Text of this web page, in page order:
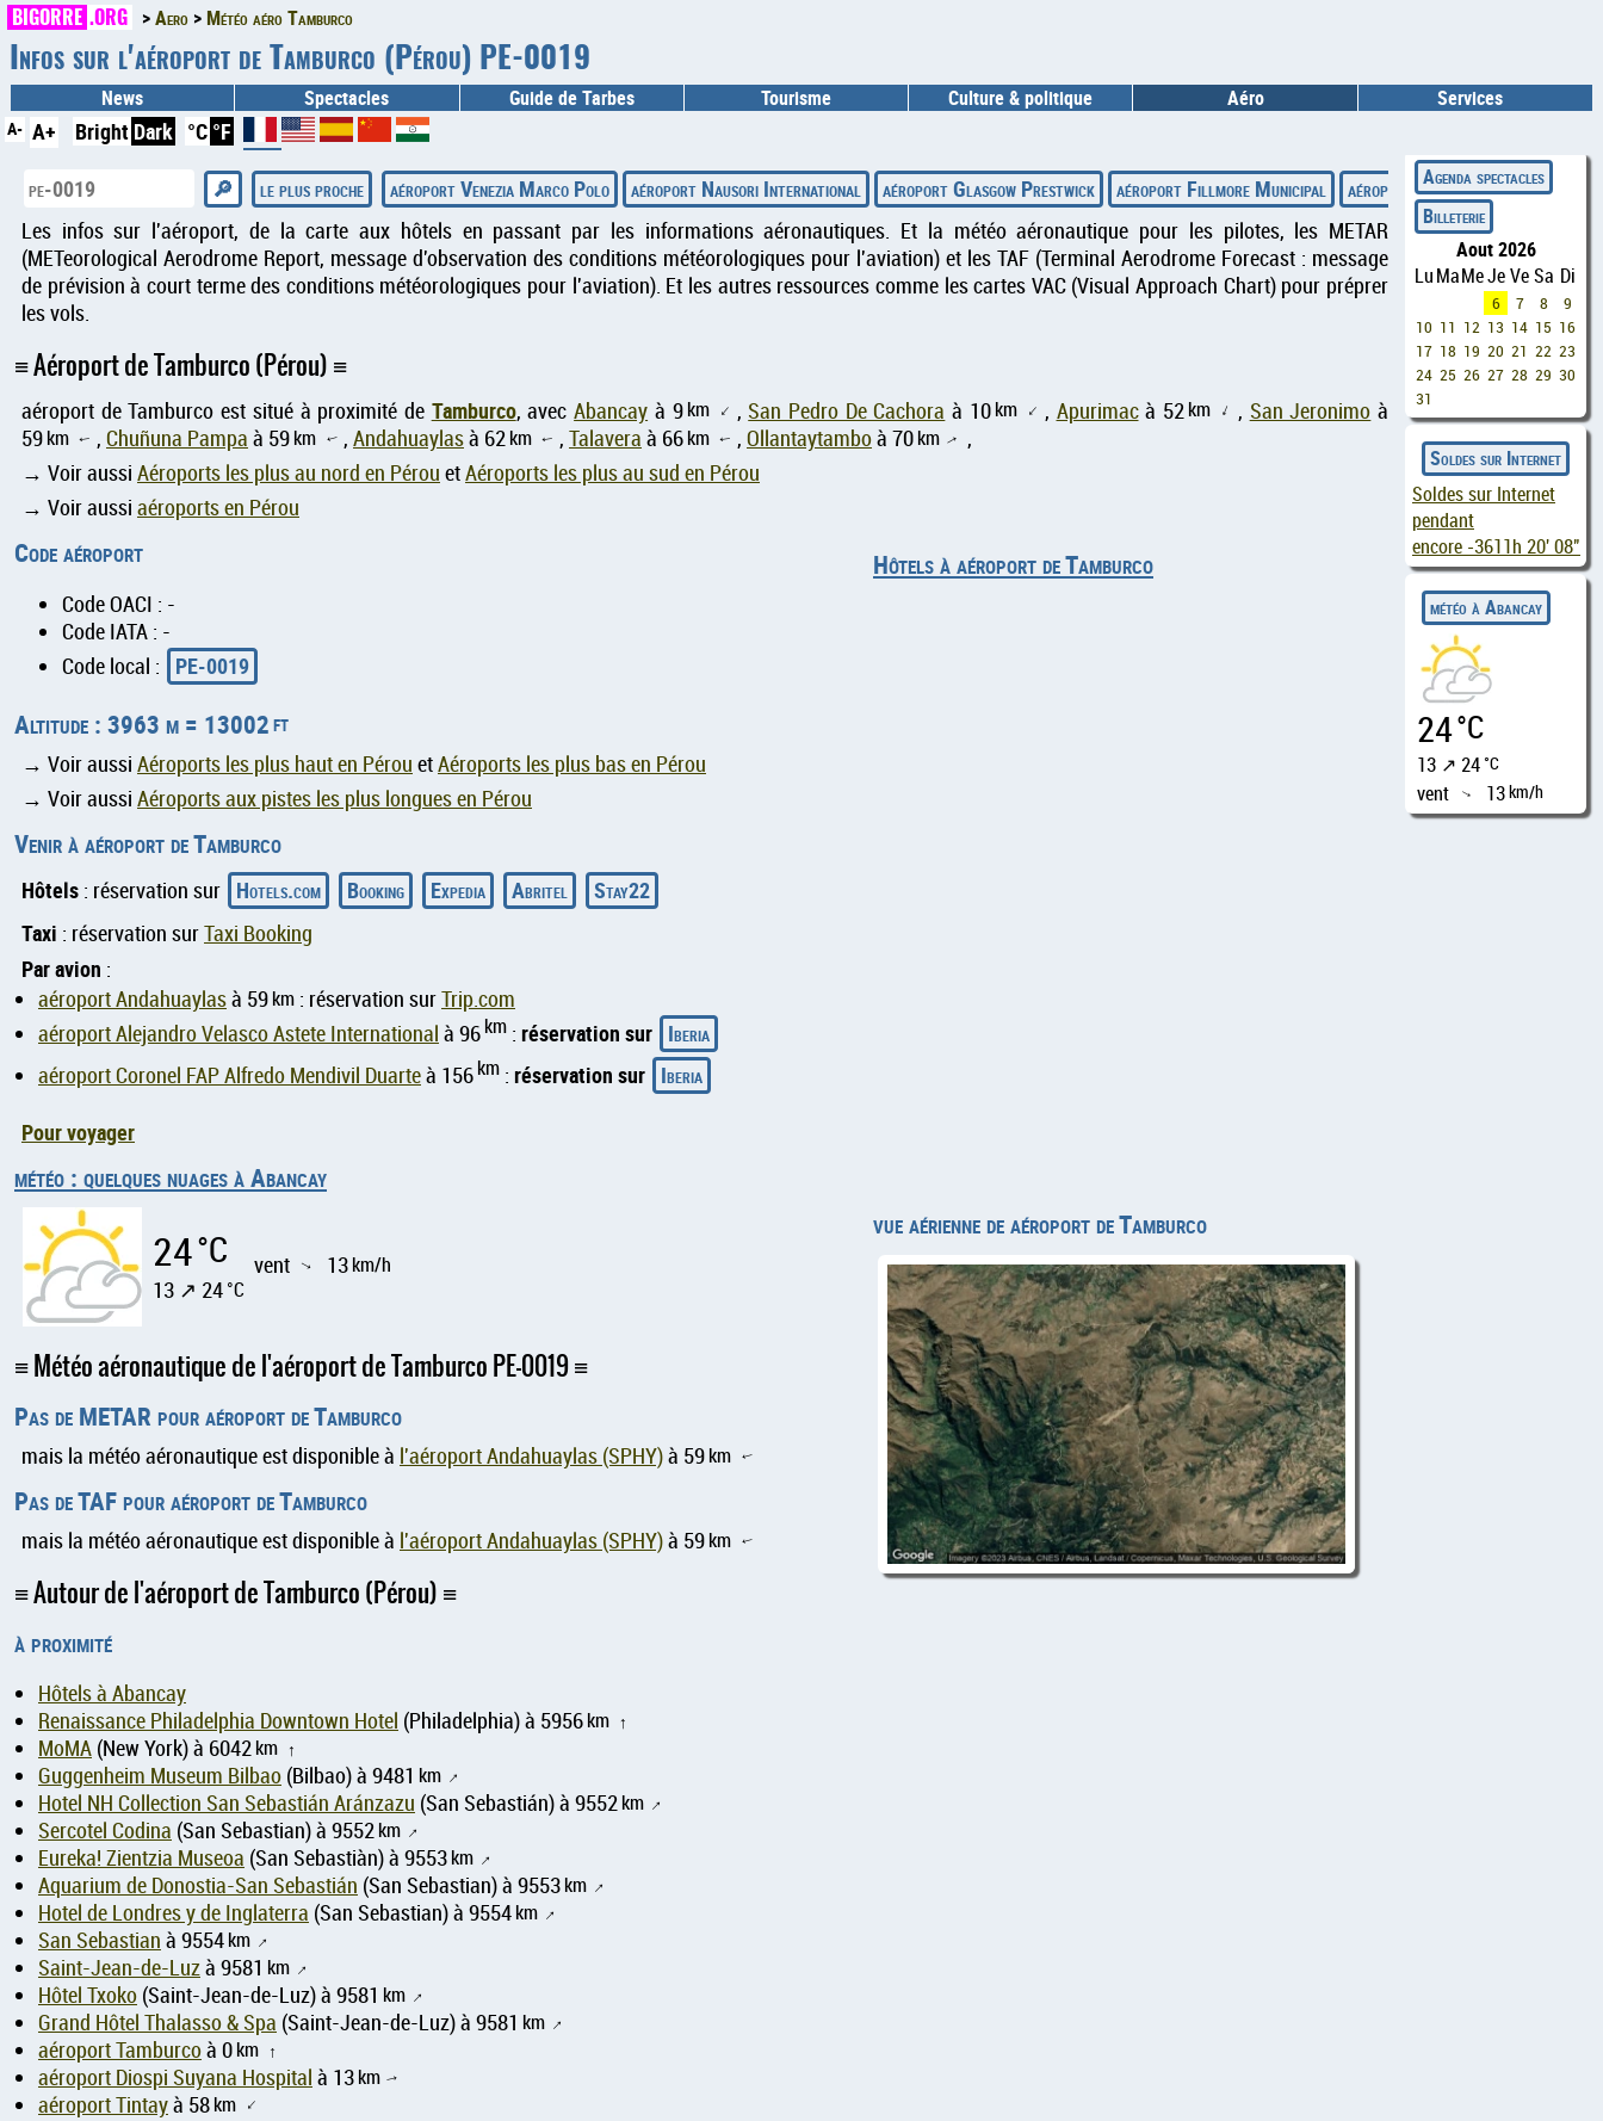
BIGORRE .ORG Aero Météo aéro Tamburco
Infos sur l'aéroport de Tamburco (Pérou) PE-0019
News Spectacles Guide de Tarbes Tourisme Culture & politique Aéro Services
A- A+ Bright Dark °C °F
le plus proche
aéroport Venezia Marco Polo aéroport Nausori International aéroport Glasgow Prestwick aéroport Fillmore Municipal aéroport Richard Lloyd Jones Jr
Les infos sur l'aéroport, de la carte aux hôtels en passant par les informations aéronautiques. Et la météo aéronautique pour les pilotes, les METAR
(METeorological Aerodrome Report, message d'observation des conditions météorologiques pour l'aviation) et les TAF (Terminal Aerodrome Forecast : message
de prévision à court terme des conditions météorologiques pour l'aviation). Et les autres ressources comme les cartes VAC (Visual Approach Chart) pour préprer
les vols.
Aéroport de Tamburco (Pérou)
aéroport de Tamburco est situé à proximité de Tamburco, avecAbancay à 9 km ↑ , San Pedro De Cachora à 10km ↑ , Apurimacà 52km ↑ , San Jeronimo à
59km ↑ , Chuñuna Pampa à 59km ↑ , Andahuaylasà 62km ↑ , Talavera à 66km ↑ , Ollantaytamboà 70km ↑
,
→ Voir aussi Aéroports les plus au nord en Pérou etAéroports les plus au sud en Pérou
→ Voir aussi aéroports en Pérou
Hôtels à aéroport de Tamburco
vue aérienne de aéroport de Tamburco
Code aéroport
Code OACI : -
Code IATA : -
Code local :
PE-0019
Altitude : 3963 m = 13002ft
→ Voir aussi Aéroports les plus haut en Pérou etAéroports les plus bas en Pérou
→ Voir aussi Aéroports aux pistes les plus longues en Pérou
Venir à aéroport de Tamburco
Hôtels : réservation sur Hotels.com Booking Expedia Abritel
Stay22
Taxi : réservation surTaxi Booking
Par avion :
aéroport Andahuaylasà 59km : réservation surTrip.com
aéroport Alejandro Velasco Astete International à 96km : réservation sur Iberia
aéroport Coronel FAP Alfredo Mendivil Duarteà 156km : réservation sur Iberia
Pour voyager
météo : quelques nuages à Abancay
24°C
13 ↗ 24°C
vent ↑ 13km/h
Météo aéronautique de l'aéroport de Tamburco PE-0019
Pas de METAR pour aéroport de Tamburco
mais la météo aéronautique est disponible à l'aéroport Andahuaylas (SPHY)à 59km ↑
Pas de TAF pour aéroport de Tamburco
mais la météo aéronautique est disponible à l'aéroport Andahuaylas (SPHY)à 59km ↑
Autour de l'aéroport de Tamburco (Pérou)
à proximité
Hôtels à Abancay
Renaissance Philadelphia Downtown Hotel (Philadelphia) à 5956km ↑
MoMA (New York) à 6042km ↑
Guggenheim Museum Bilbao (Bilbao) à 9481 km ↑
Hotel NH Collection San Sebastián Aránzazu (San Sebastián) à 9552km ↑
Sercotel Codina (San Sebastian) à 9552km ↑
Eureka! Zientzia Museoa (San Sebastiàn) à 9553km ↑
Aquarium de Donostia-San Sebastián (San Sebastian) à 9553km ↑
Hotel de Londres y de Inglaterra (San Sebastian) à 9554km ↑
San Sebastian à 9554km ↑
Saint-Jean-de-Luzà 9581 km ↑
Hôtel Txoko (Saint-Jean-de-Luz) à 9581 km ↑
Grand Hôtel Thalasso & Spa (Saint-Jean-de-Luz) à 9581 km ↑
aéroport Tamburcoà 0km ↑
aéroport Diospi Suyana Hospital à 13km ↑
aéroport Tintayà 58km ↑
◄
Agenda spectacles
Billeterie
Aout 2026
LuMaMeJe VeSa Di
6 7 8
9
10 11 12 13 14 15 16
17 18 19 20 21 22 23
24 25 26 27 28 29 30
31
Soldes sur Internet
Soldes sur Internet
pendant
encore -3611h 20' 07"
météo à Abancay
24°C
13 ↗ 24°C
vent ↑ 13km/h